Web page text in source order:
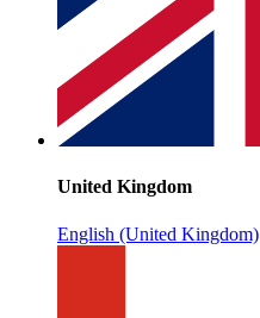
United Kingdom
English (United Kingdom)